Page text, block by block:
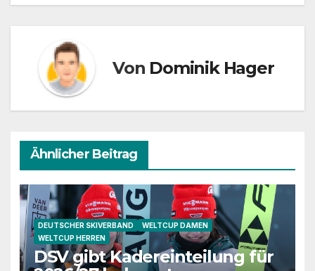
Von Dominik Hager
Ähnlicher Beitrag
DEUTSCHER SKIVERBAND
WELTCUP DAMEN
WELTCUP HERREN
DSV gibt Kadereinteilung für